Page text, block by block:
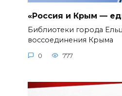
«Россия и Крым —
Библиотеки города
воссоединения Крыма
0 777